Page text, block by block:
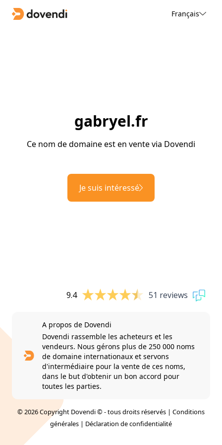
Français
gabryel.fr
Ce nom de domaine est en vente via Dovendi
Je suis intéressé
9.4 51 reviews
A propos de Dovendi
Dovendi rassemble les acheteurs et les
vendeurs. Nous gérons plus de 250 000 noms
de domaine internationaux et servons
d'intermédiaire pour la vente de ces noms,
dans le but d'obtenir un bon accord pour
toutes les parties.
© 2026 Copyright Dovendi © - tous droits réservés | Conditions
générales | Déclaration de confidentialité